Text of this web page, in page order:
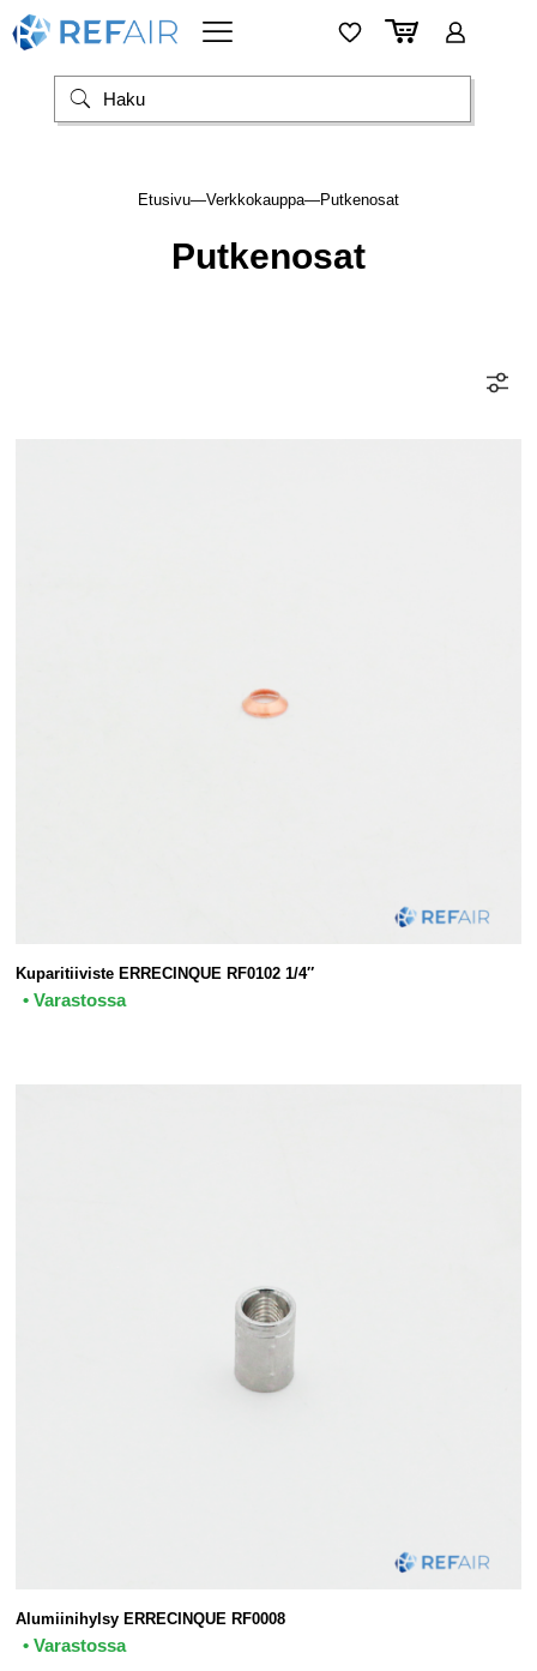
Etusivu—Verkkokauppa—Putkenosat
Putkenosat
Kuparitiiviste ERRECINQUE RF0102 1/4″
• Varastossa
Alumiinihylsy ERRECINQUE RF0008
• Varastossa